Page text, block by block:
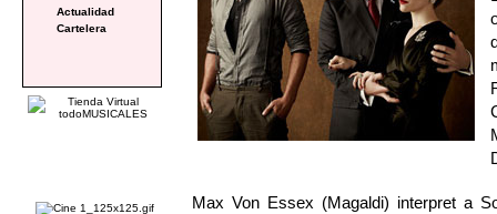
Max Von Essex (Magaldi) interpret a
Actualidad
Cartelera